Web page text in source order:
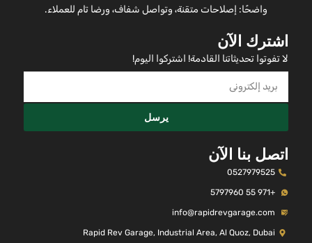
واضحًا: إصلاحات متقنة، وتواصل شفاف، ورضا تام للعملاء.
اشترك الآن
لا تفوتوا تحديثاتنا القادمة! اشتركوا اليوم!
يرسل
اتصل بنا الآن
0527979525
+971 55 5797960
info@rapidrevgarage.com
Rapid Rev Garage, Industrial Area, Al Quoz, Dubai